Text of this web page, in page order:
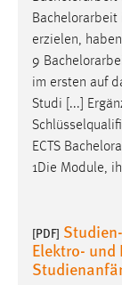
Bachelorarbeit
erzielen,
9
im ersten auf
Studi [...]
ECTS
1Die Module,
[PDF]
Elektro-